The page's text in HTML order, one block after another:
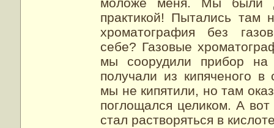
моложе меня. Мы были
практикой! Пытались там
хроматография без
себе? Газовые
мы соорудили прибор на
получали из кипяченого
мы не кипятили, но там
поглощался целиком. А
стал растворяться в